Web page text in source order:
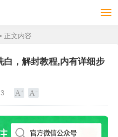
正文内容
白，解封教程,内有详细步